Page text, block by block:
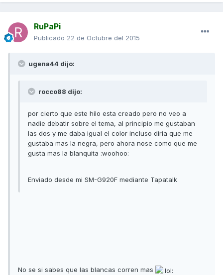
RuPaPi
Publicado 22 de Octubre del 2015
ugena44 dijo:
rocco88 dijo:
por cierto que este hilo esta creado pero no veo a
nadie debatir sobre el tema, al principio me gustaban
las dos y me daba igual el color incluso diria que me
gustaba mas la negra, pero ahora nose como que me
gusta mas la blanquita :woohoo:
Enviado desde mi SM-G920F mediante Tapatalk
No se si sabes que las blancas corren mas